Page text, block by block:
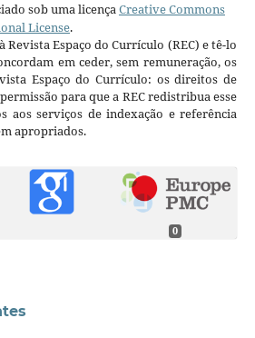
sob uma licençaCreative Commons
License.
Espaço do Currículo (REC) e tê-lo
em ceder, sem remuneração, os
Espaço do Currículo: os direitos de
para que a REC redistribua esse
aos serviços de indexação e referência
apropriados.
0